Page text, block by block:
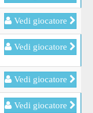
Vedi giocatore
Vedi giocatore
Vedi giocatore
Vedi giocatore